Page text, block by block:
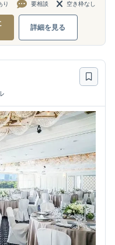
り 要相談 空き枠なし
詳細を見る